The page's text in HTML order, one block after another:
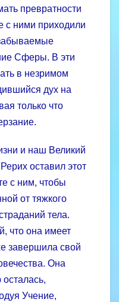
превратности
с ними приходили
Сферы. В эти
в незримом
дух на
только что
и наш Великий
оставил этот
с ним, чтобы
от тяжкого
тела.
что она имеет
завершила свой
Она
осталась,
Учение,